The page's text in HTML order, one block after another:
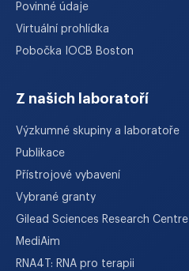
Povinné údaje
Virtuální prohlídka
Pobočka IOCB Boston
Z našich laboratoří
Výzkumné skupiny a laboratoře
Publikace
Přístrojové vybavení
Vybrané granty
Gilead Sciences Research Centre
MediAim
RNA4T: RNA pro terapii